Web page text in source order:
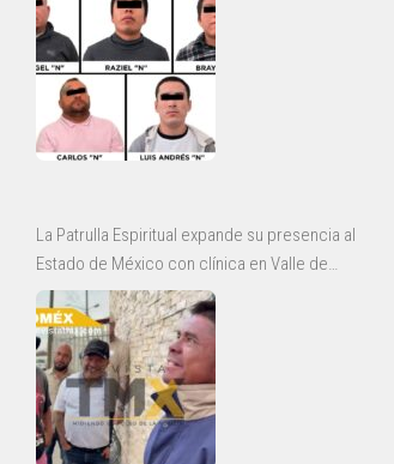
La Patrulla Espiritual expande su presencia al
Estado de México con clínica en Valle de
Chalco y jornadas de rescate en Ecatepec